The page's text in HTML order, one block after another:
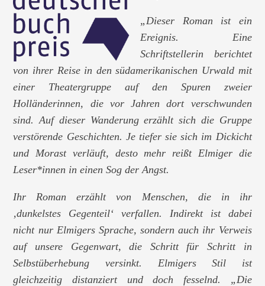
„Dieser Roman ist ein
Ereignis. Eine
Schriftstellerin berichtet
von ihrer Reise in densüdamerikanischen Urwald mit
einer Theatergruppe auf den Spuren zweier
Holländerinnen, die vor Jahren dort verschwunden
sind. Auf dieser Wanderungerzählt sich die Gruppe
verstörende Geschichten. Je tiefer sie sich im Dickicht
undMorast verläuft, desto mehr reißt Elmiger die
Leser*innen in einen Sog der Angst.
Ihr Roman erzählt von Menschen, die in ihr
‚dunkelstes Gegenteil‘ verfallen. Indirekt ist dabei
nicht nur Elmigers Sprache, sondern auch ihr Verweis
auf unsere Gegenwart, die Schritt für Schritt in
Selbstüberhebung versinkt. Elmigers Stil ist
gleichzeitig distanziert und doch fesselnd. „Die